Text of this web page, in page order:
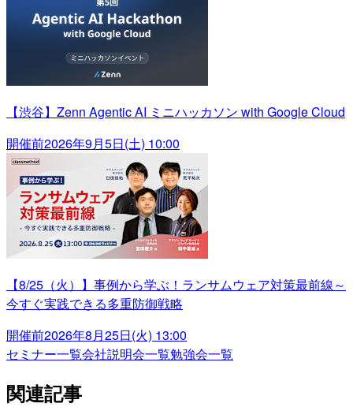
【渋谷】Zenn Agentic AI ミニハッカソン with Google Cloud
開催前2026年9月5日(土) 10:00
【8/25（火）】事例から学ぶ！ランサムウェア対策最前線～
今すぐ実践できる多重防御戦略
開催前2026年8月25日(火) 13:00
セミナー一覧会社説明会一覧勉強会一覧
関連記事